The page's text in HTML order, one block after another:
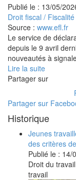
Publié le : 13/05/
Droit fiscal /
Source : www.efl.fr
Le service de
depuis le 9 avril
nouveautés à
Lire la suite
Partager sur
Partager sur
Historique
Jeunes
des critères
Publié le : 14/
Droit du
travail